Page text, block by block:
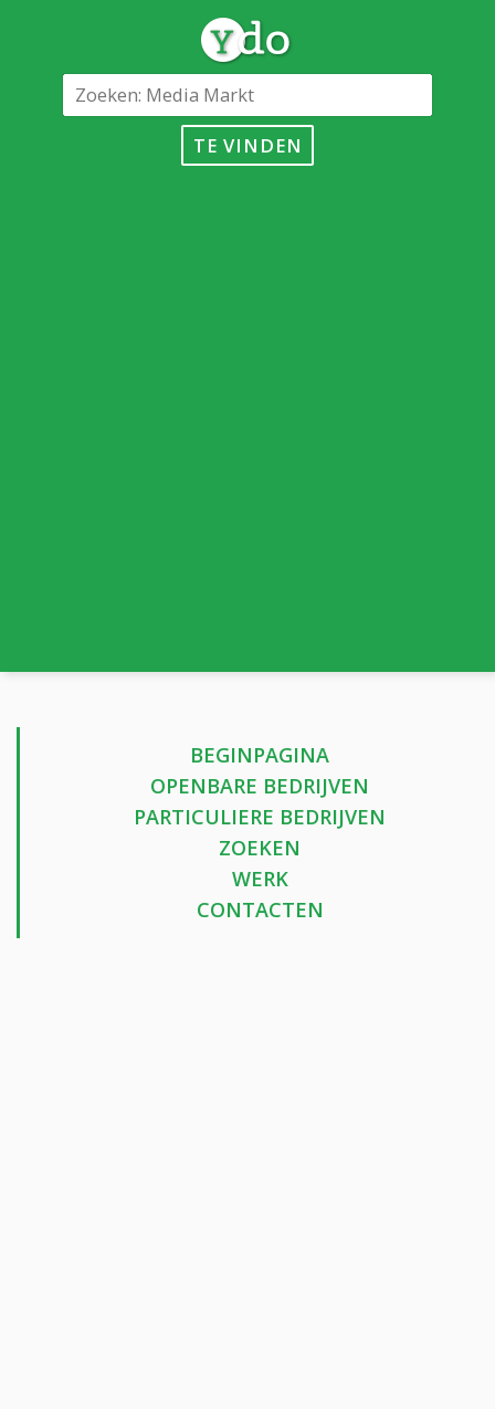
TE VINDEN
BEGINPAGINA
OPENBARE BEDRIJVEN
PARTICULIERE BEDRIJVEN
ZOEKEN
WERK
CONTACTEN